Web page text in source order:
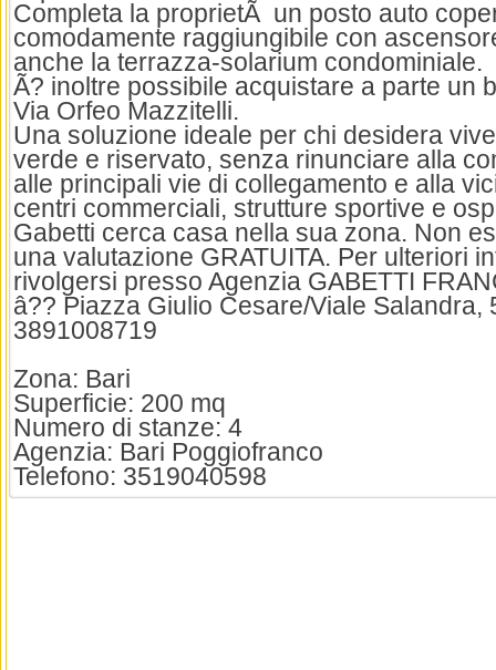
Completa la proprietÃ un posto auto
comodamente raggiungibile con
anche la terrazza-solarium condominiale.
Ã? inoltre possibile acquistare a parte un
Via Orfeo Mazzitelli.
Una soluzione ideale per chi desidera
verde e riservato, senza rinunciare alla
alle principali vie di collegamento e alla
centri commerciali, strutture sportive e
Gabetti cerca casa nella sua zona. Non
una valutazione GRATUITA. Per ulteriori
rivolgersi presso Agenzia GABETTI
â?? Piazza Giulio Cesare/Viale Salandra,
3891008719
Zona: Bari
Superficie: 200 mq
Numero di stanze: 4
Agenzia: Bari Poggiofranco
Telefono: 3519040598